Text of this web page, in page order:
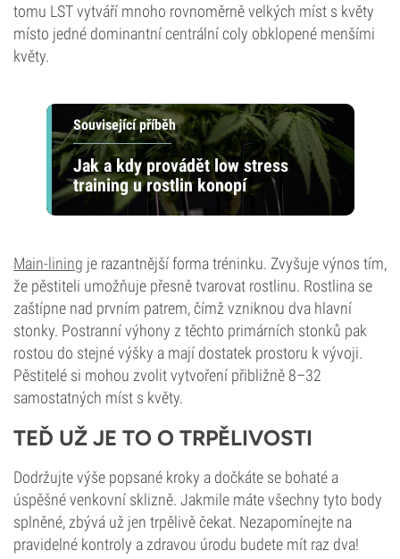
tomu LST vytváří mnoho rovnoměrně velkých míst s květy
místo jedné dominantní centrální coly obklopené menšími
květy.
Související příběh
Jak a kdy provádět low stress
training u rostlin konopí
Main-lining je razantnější forma tréninku. Zvyšuje výnos tím,
že pěstiteli umožňuje přesně tvarovat rostlinu. Rostlina se
zaštípne nad prvním patrem, čímž vzniknou dva hlavní
stonky. Postranní výhony z těchto primárních stonků pak
rostou do stejné výšky a mají dostatek prostoru k vývoji.
Pěstitelé si mohou zvolit vytvoření přibližně 8–32
samostatných míst s květy.
TEĎ UŽ JE TO O TRPĚLIVOSTI
Dodržujte výše popsané kroky a dočkáte se bohaté a
úspěšné venkovní sklizně. Jakmile máte všechny tyto body
splněné, zbývá už jen trpělivě čekat. Nezapomínejte na
pravidelné kontroly a zdravou úrodu budete mít raz dva!